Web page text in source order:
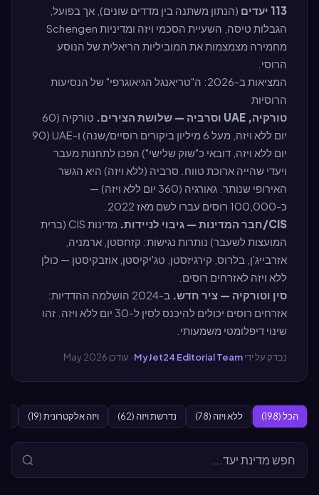
113 יעדים
(הנתון משתנה בין מדדים שונים), אך בפועל,
הגבלות טיסה, השעיית הסכמי ויזה ומדיניות Schengen
מחמירה מצמצמות את המוביליות הריאלית של הנוסע
הרוסי.
המציאות ב-2026: ה"טריאנגל הגיאוגרפי" של הנסיעות
הרוסיות
טורקיה, UAE וסרביה — שלושת הצירים.
טורקיה (60
יום ללא ויזה, מעל 6 מיליון ביקורים רוסיים/שנה) ו-UAE (90
יום ללא ויזה, דובאי כ"שוק שלישי") הפכו לתחנות מעבר
ויעדי שהייה ארוכת טווח. סרביה (ללא ויזה) היא הגשר
האירופי שנותר. גאורגיה (360 יום ללא ויזה) —
כ-100,000 רוסים עברו לשם מאז 2022.
CIS/חבר המדינות — גיבוי לניידות.
מדינות CIS (ברית
המועצות לשעבר) נותרות נגישות: קזחסטן, ארמניה,
אזרבייג'ן, בלרוס, קירגיזסטן, טג'יקיסטן, אוזבקיסטן — כולן
ללא ויזה לאזרחים רוסים.
סין וטורקיה — ציר חדש.
ב-2024 הושלמה ההדדיות:
אזרחים רוסים יכולים להיכנס לסין ל-30 יום ללא ויזה. זהו
שינוי דיפלומטי משמעותי.
נבדק על ידיMyJet24 Editorial Team · עודכן May 2026
הכל (198) ללא ויזה (78) נדרשת ויזה (62) ויזה אלקטרונית (19)